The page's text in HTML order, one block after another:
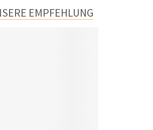
EMPFEHLUNG